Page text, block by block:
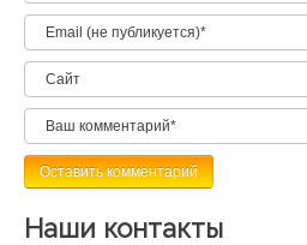
Наши контакты